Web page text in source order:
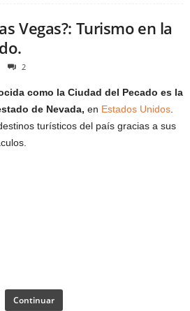
Vegas?: Turismo en la
2
como la Ciudad del Pecado es la
de Nevada, en Estados Unidos.
turísticos del país gracias a sus
Continuar